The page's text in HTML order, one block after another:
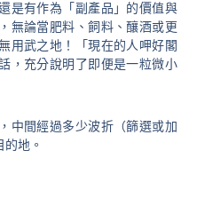
是有作為「副產品」的價值與
無論當肥料、飼料、釀酒或更
用武之地！「現在的人呷好閣
，充分說明了即便是一粒微小
中間經過多少波折（篩選或加
地。